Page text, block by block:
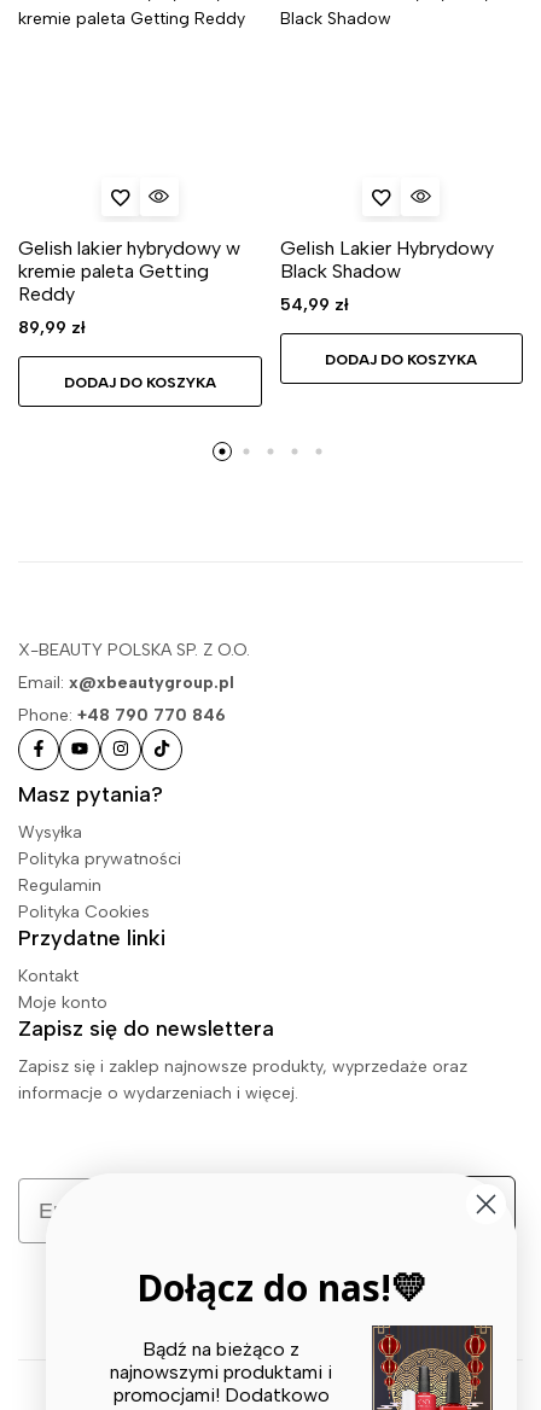
Gelish lakier hybrydowy w
kremie paleta Getting
Reddy
89,99 zł
DODAJ DO KOSZYKA
Gelish Lakier Hybrydowy
Black Shadow
54,99 zł
DODAJ DO KOSZYKA
X-BEAUTY POLSKA SP. Z O.O.
Email: x@xbeautygroup.pl
Phone: +48 790 770 846
Masz pytania?
Wysyłka
Polityka prywatności
Regulamin
Polityka Cookies
Przydatne linki
Kontakt
Moje konto
Zapisz się do newslettera
Zapisz się i zaklep najnowsze produkty, wyprzedaże oraz
informacje o wydarzeniach i więcej.
Email
Zapisz się
Dołącz do nas!💛
Bądź na bieżąco z
najnowszymi produktami i
promocjami! Dodatkowo